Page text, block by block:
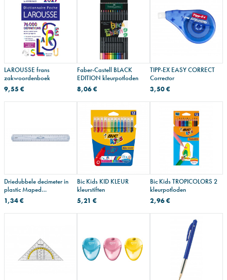
LAROUSSE frans
zakwoordenboek
9,55 €
Faber-Castell BLACK
EDITION kleurpotloden
8,06 €
TIPP-EX EASY CORRECT
Corrector
3,50 €
Driedubbele decimeter in
plastic Maped
GEOMETRIC - 30 cm
1,34 €
Bic Kids KID KLEUR
kleurstiften
5,21 €
Bic Kids TROPICOLORS 2
kleurpotloden
2,96 €